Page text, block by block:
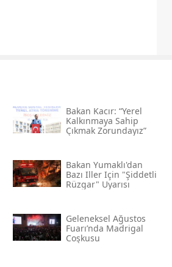
Bakan Kacır: “yerel
Kalkınmaya Sahip
Çıkmak Zorundayız”
Bakan Yumaklı'dan
Bazı Iller Için "şiddetli
Rüzgar" Uyarısı
Geleneksel Ağustos
Fuarı’nda Madrigal
Coşkusu